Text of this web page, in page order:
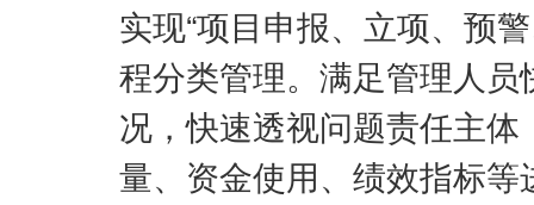
实现“项目申报、立项、预
程分类管理。满足管理人
况，快速透视问题责任主
量、资金使用、绩效指标等